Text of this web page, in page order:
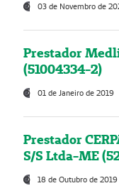
03 de Novembro de
Prestador
(51004334-2)
01 de Janeiro de 2019
Prestador
S/S Ltda-ME
18 de Outubro de 2019